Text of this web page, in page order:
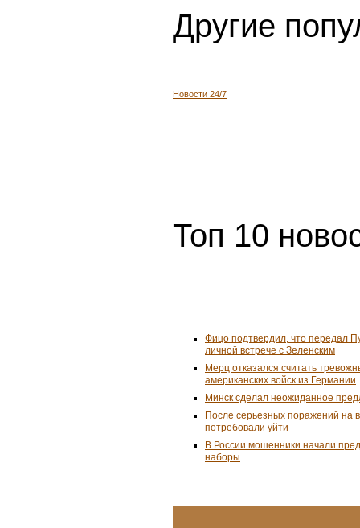
Другие
Новости 24/7
Топ 10
Фицо подтвердил, что передал
личной встрече с Зеленским
Мерц отказался считать
американских войск из Германии
Минск сделал неожиданное
После серьезных поражений на
потребовали уйти
В России мошенники начали
наборы